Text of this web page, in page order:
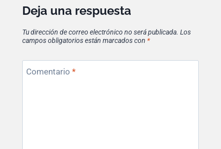
Deja una respuesta
Tu dirección de correo electrónico no será publicada. Los
campos obligatorios están marcados con *
Comentario*